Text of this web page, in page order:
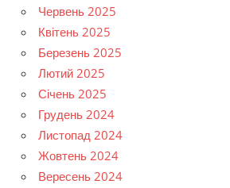
Червень 2025
Квітень 2025
Березень 2025
Лютий 2025
Січень 2025
Грудень 2024
Листопад 2024
Жовтень 2024
Вересень 2024